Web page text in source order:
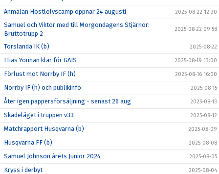
Anmälan Höstlolvscamp öppnar 24 augusti 2025-08-22 12:30
Samuel och Viktor med till Morgondagens Stjärnor:
Bruttotrupp 2
2025-08-22 09:58
Torslanda IK (b) 2025-08-22
Elias Younan klar för GAIS 2025-08-19 13:00
Förlust mot Norrby IF (h) 2025-08-16 16:00
Norrby IF (h) och publikinfo 2025-08-15
Åter igen pappersförsäljning - senast 26 aug 2025-08-13
Skadeläget i truppen v33 2025-08-12
Matchrapport Husqvarna (b) 2025-08-09
Husqvarna FF (b) 2025-08-08
Samuel Johnson årets Junior 2024 2025-08-05
Kryss i derbyt 2025-08-04